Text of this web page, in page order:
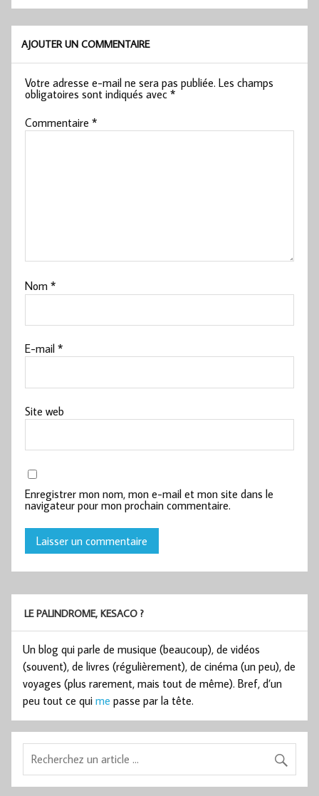
AJOUTER UN COMMENTAIRE
Votre adresse e-mail ne sera pas publiée. Les champs
obligatoires sont indiqués avec*
Commentaire*
Nom*
E-mail*
Site web
Enregistrer mon nom, mon e-mail et mon site dans le
navigateur pour mon prochain commentaire.
LE PALINDROME, KESACO ?
Un blog qui parle de musique (beaucoup), de vidéos
(souvent), de livres (régulièrement), de cinéma (un peu), de
voyages (plus rarement, mais tout de même). Bref, d’un
peu tout ce qui me passe par la tête.